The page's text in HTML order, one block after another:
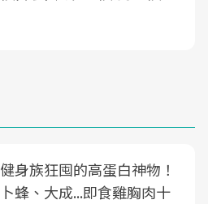
健身族狂囤的高蛋白神物！
卜蜂、大成...即食雞胸肉十